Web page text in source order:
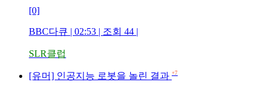
[0]
BBC다큐 | 02:53 | 조회 44 |
SLR클럽
[유머] 인공지능 로봇을 놀린 결과 +7